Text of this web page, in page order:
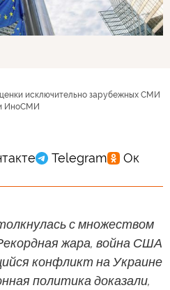
исключительно зарубежных СМИ
ИноСМИ
с множеством
жара, война США
конфликт на Украине
политика доказали,